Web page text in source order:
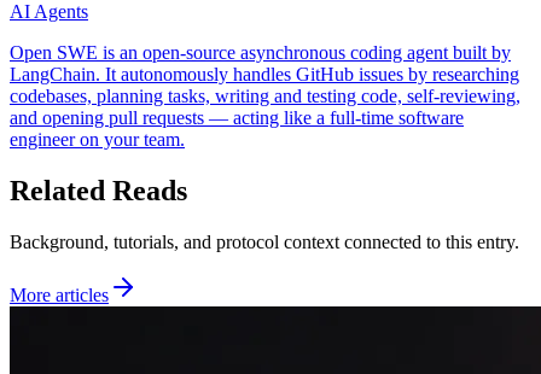
AI Agents
Open SWE is an open-source asynchronous coding agent built by
LangChain. It autonomously handles GitHub issues by researching
codebases, planning tasks, writing and testing code, self-reviewing,
and opening pull requests — acting like a full-time software
engineer on your team.
Related Reads
Background, tutorials, and protocol context connected to this entry.
More articles